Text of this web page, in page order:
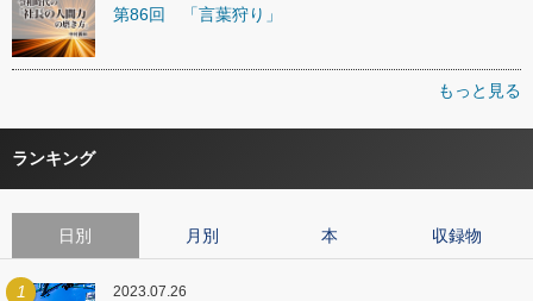
第86回 「言葉狩り」
もっと見る
ランキング
日別 月別 本 収録物
1 2023.07.26